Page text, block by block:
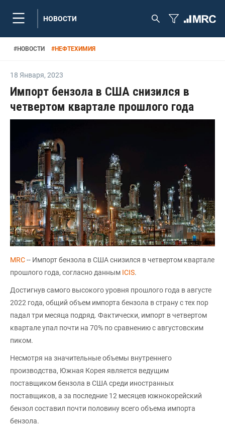
НОВОСТИ
#НОВОСТИ #НЕФТЕХИМИЯ
18 Января, 2023
Импорт бензола в США снизился в
четвертом квартале прошлого года
MRC-- Импорт бензола в США снизился в четвертом квартале
прошлого года, согласно данным ICIS.
Достигнув самого высокого уровня прошлого года в августе
2022 года, общий объем импорта бензола в страну с тех пор
падал три месяца подряд. Фактически, импорт в четвертом
квартале упал почти на 70% по сравнению с августовским
пиком.
Несмотря на значительные объемы внутреннего
производства, Южная Корея является ведущим
поставщиком бензола в США среди иностранных
поставщиков, а за последние 12 месяцев южнокорейский
бензол составил почти половину всего объема импорта
бензола.